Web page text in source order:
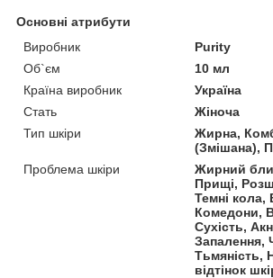
Основні атрибути
Виробник
Purity
Об`єм
10 мл
Країна виробник
Україна
Стать
Жіноча
Тип шкіри
Жирна,
(Змішана),
Проблема шкіри
Жирний
Прищі,
Темні кола,
Комедони,
Сухість,
Запалення,
Тьмяність,
відтінок